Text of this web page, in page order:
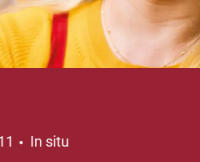
In situ